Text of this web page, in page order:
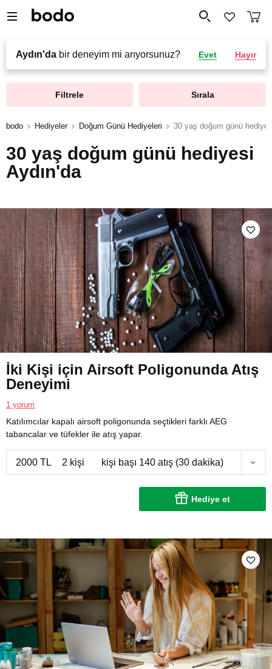
Aydın'da bir deneyim mi arıyorsunuz? Evet Hayır
Filtrele Sırala
bodo Hediyeler Doğum Günü Hediyeleri 30 yaş doğum günü
30 yaş doğum günü hediyesi
Aydın'da
İki Kişi için Airsoft Poligonunda Atış
Deneyimi
1 yorum
Katılımcılar kapalı airsoft poligonunda seçtikleri farklı AEG
tabancalar ve tüfekler ile atış yapar.
2000 TL 2 kişi kişi başı 140 atış (30 dakika)
Hediye et